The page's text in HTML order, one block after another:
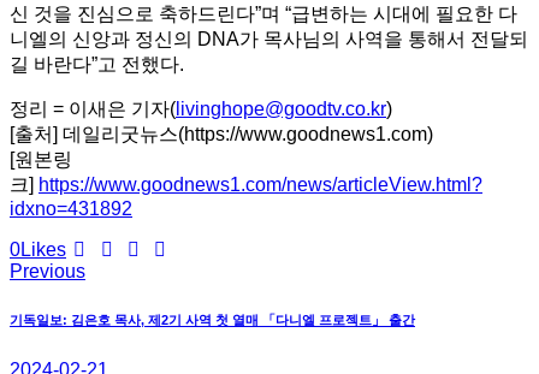
신 것을 진심으로 축하드린다”며 “급변하는 시대에 필요한 다
니엘의 신앙과 정신의 DNA가 목사님의 사역을 통해서 전달되
길 바란다”고 전했다.
정리 = 이새은 기자( livinghope@goodtv.co.kr)
[출처] 데일리굿뉴스(https://www.goodnews1.com)
[원본링
크] https://www.goodnews1.com/news/articleView.html?
idxno=431892
0Likes
글
탐
색
Previous
기독일보: 김은호 목사, 제2기 사역 첫 열매 「다니엘 프로젝트」 출간
2024-02-21